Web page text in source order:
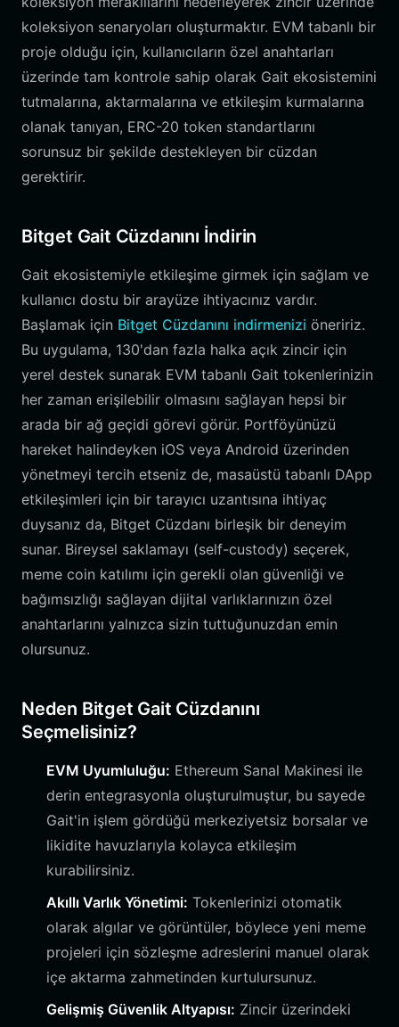
koleksiyon senaryoları oluşturmaktır. EVM tabanlı bir
proje olduğu için, kullanıcıların özel anahtarları
üzerinde tam kontrole sahip olarak Gait ekosistemini
tutmalarına, aktarmalarına ve etkileşim kurmalarına
olanak tanıyan, ERC-20 token standartlarını
sorunsuz bir şekilde destekleyen bir cüzdan
gerektirir.
Bitget Gait Cüzdanını İndirin
Gait ekosistemiyle etkileşime girmek için sağlam ve
kullanıcı dostu bir arayüze ihtiyacınız vardır.
Başlamak için Bitget Cüzdanını indirmenizi öneririz.
Bu uygulama, 130'dan fazla halka açık zincir için
yerel destek sunarak EVM tabanlı Gait tokenlerinizin
her zaman erişilebilir olmasını sağlayan hepsi bir
arada bir ağ geçidi görevi görür. Portföyünüzü
hareket halindeyken iOS veya Android üzerinden
yönetmeyi tercih etseniz de, masaüstü tabanlı DApp
etkileşimleri için bir tarayıcı uzantısına ihtiyaç
duysanız da, Bitget Cüzdanı birleşik bir deneyim
sunar. Bireysel saklamayı (self-custody) seçerek,
meme coin katılımı için gerekli olan güvenliği ve
bağımsızlığı sağlayan dijital varlıklarınızın özel
anahtarlarını yalnızca sizin tuttuğunuzdan emin
olursunuz.
Neden Bitget Gait Cüzdanını
Seçmelisiniz?
EVM Uyumluluğu: Ethereum Sanal Makinesi ile
derin entegrasyonla oluşturulmuştur, bu sayede
Gait'in işlem gördüğü merkeziyetsiz borsalar ve
likidite havuzlarıyla kolayca etkileşim
kurabilirsiniz.
Akıllı Varlık Yönetimi: Tokenlerinizi otomatik
olarak algılar ve görüntüler, böylece yeni meme
projeleri için sözleşme adreslerini manuel olarak
içe aktarma zahmetinden kurtulursunuz.
Gelişmiş Güvenlik Altyapısı: Zincir üzerindeki